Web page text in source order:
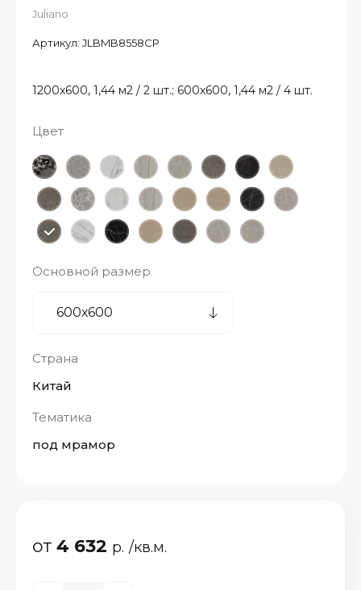
Juliano
Артикул: JLBMB8558CP
1200х600, 1,44 м2 / 2 шт.; 600х600, 1,44 м2 / 4 шт.
Цвет
Основной размер
Страна
Китай
Тематика
под мрамор
от 4 632 р. /кв.м.